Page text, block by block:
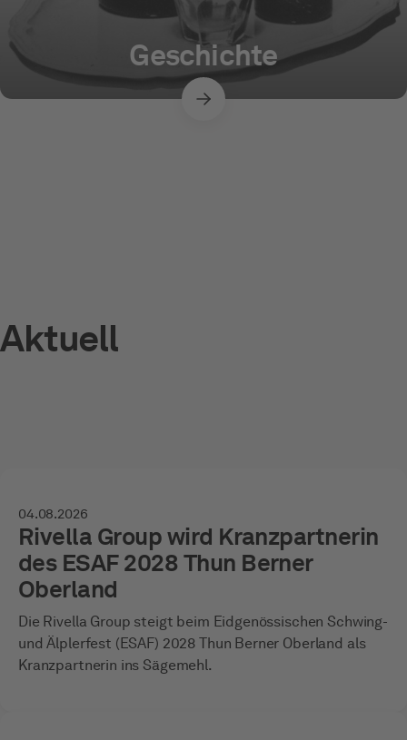
Geschichte
Aktuell
04.08.2026
Rivella Group wird Kranzpartnerin
des ESAF 2028 Thun Berner
Oberland
Die Rivella Group steigt beim Eidgenössischen Schwing-
und Älplerfest (ESAF) 2028 Thun Berner Oberland als
Kranzpartnerin ins Sägemehl.